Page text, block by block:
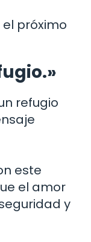
próximo
refugio
este
el amor
y